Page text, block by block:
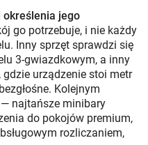
określenia jego
go potrzebuje, i nie każdy
Inny sprzęt sprawdzi się
3-gwiazdkowym, a inny
urządzenie stoi metr
Kolejnym
— najtańsze minibary
do pokojów premium,
rozliczaniem,